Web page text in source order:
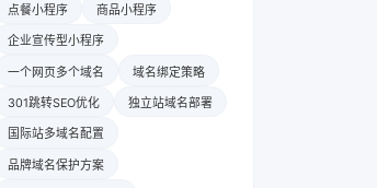
点餐小程序 商品小程序
企业宣传型小程序
一个网页多个域名 域名绑定策略
301跳转SEO优化 独立站域名部署
国际站多域名配置
品牌域名保护方案